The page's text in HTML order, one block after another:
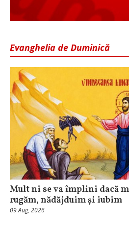
Evanghelia de Duminică
Mult ni se va împlini dacă
rugăm, nădăjduim și iubim
09 Aug, 2026